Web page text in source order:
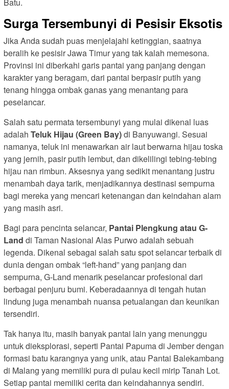
Surga Tersembunyi di Pesisir Eksotis
Jika Anda sudah puas menjelajahi ketinggian, saatnya
beralih ke pesisir Jawa Timur yang tak kalah memesona.
Provinsi ini diberkahi garis pantai yang panjang dengan
karakter yang beragam, dari pantai berpasir putih yang
tenang hingga ombak ganas yang menantang para
peselancar.
Salah satu permata tersembunyi yang mulai dikenal luas
adalah Teluk Hijau (Green Bay)di Banyuwangi. Sesuai
namanya, teluk ini menawarkan air laut berwarna hijau toska
yang jernih, pasir putih lembut, dan dikelilingi tebing-tebing
hijau nan rimbun. Aksesnya yang sedikit menantang justru
menambah daya tarik, menjadikannya destinasi sempurna
bagi mereka yang mencari ketenangan dan keindahan alam
yang masih asri.
Bagi para pencinta selancar, Pantai Plengkung atau G-
Land di Taman Nasional Alas Purwo adalah sebuah
legenda. Dikenal sebagai salah satu spot selancar terbaik di
dunia dengan ombak “left-hand” yang panjang dan
sempurna, G-Land menarik peselancar profesional dari
berbagai penjuru bumi. Keberadaannya di tengah hutan
lindung juga menambah nuansa petualangan dan keunikan
tersendiri.
Tak hanya itu, masih banyak pantai lain yang menunggu
untuk dieksplorasi, seperti Pantai Papuma di Jember dengan
formasi batu karangnya yang unik, atau Pantai Balekambang
di Malang yang memiliki pura di pulau kecil mirip Tanah Lot.
Setiap pantai memiliki cerita dan keindahannya sendiri.